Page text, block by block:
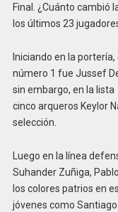
Final. ¿Cuánto cambió
los últimos 23
Iniciando en la
número 1 fue Jussef
sin embargo, en la
cinco arqueros Keylor
selección.
Luego en la línea
Suhander Zuñiga,
los colores patrios en
jóvenes como